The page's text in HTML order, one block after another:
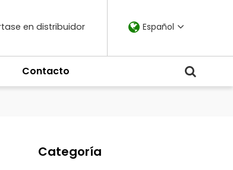
en distribuidor
Contacto
Español
Categoría